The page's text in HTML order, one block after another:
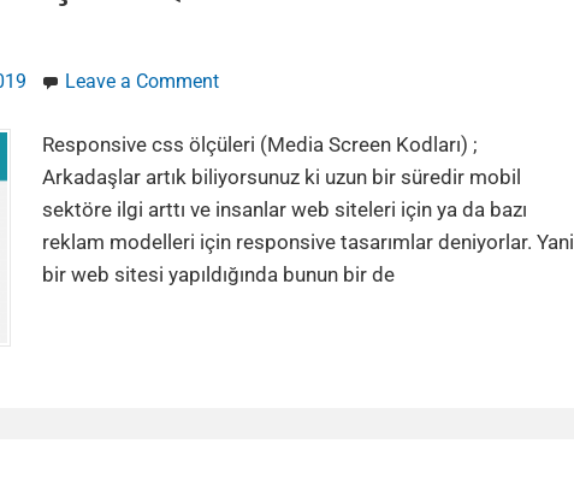
Leave a Commenton
css
ölçüleri
(Media
Screen
Kodları)
Responsive css ölçüleri (Media Screen Kodları) ;
Arkadaşlar artık biliyorsunuz ki uzun bir süredir mobil
sektöre ilgi arttı ve insanlar web siteleri için ya da bazı
reklam modelleri için responsive tasarımlar deniyorlar. Yani
bir web sitesi yapıldığında bunun bir de